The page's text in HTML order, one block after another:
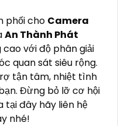
phối cho Camera
An Thành Phát
với độ phân giải
quan sát siêu rộng.
tận tâm, nhiệt tình
Đừng bỏ lỡ cơ hội
tại đây hãy liên hệ
nhé!